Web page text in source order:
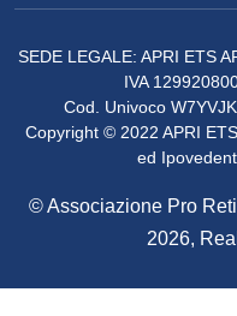
SEDE LEGALE: APRI ETS
IVA
Cod. Univoco
Copyright © 2022 APRI
ed
© Associazione Pro
2026,